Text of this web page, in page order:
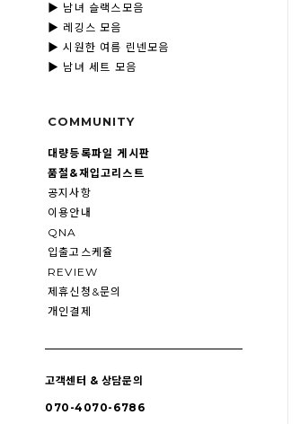
▶ 남녀 슬랙스모음
▶ 레깅스 모음
▶ 시원한 여름 린넨모음
▶ 남녀 세트 모음
COMMUNITY
대량등록파일 게시판
품절&재입고리스트
공지사항
이용안내
QNA
입출고스케쥴
REVIEW
제휴신청&문의
개인결제
고객센터 & 상담문의
070-4070-6786